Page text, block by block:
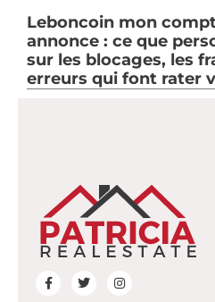
Leboncoin mon
annonce : ce que
sur les blocages, les
erreurs qui font rater